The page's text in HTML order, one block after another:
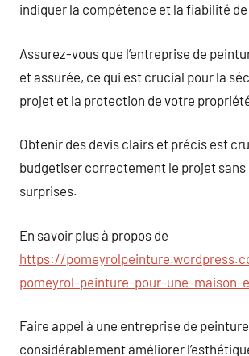
indiquer la compétence et la fiabilité de
Assurez-vous que l’entreprise de
et assurée, ce qui est crucial pour la
projet et la protection de votre
Obtenir des devis clairs et précis est
budgetiser correctement le projet sans
surprises.
En savoir plus à propos de
https://
pomeyrol-peinture-pour-une-maison-
Faire appel à une entreprise de
considérablement améliorer